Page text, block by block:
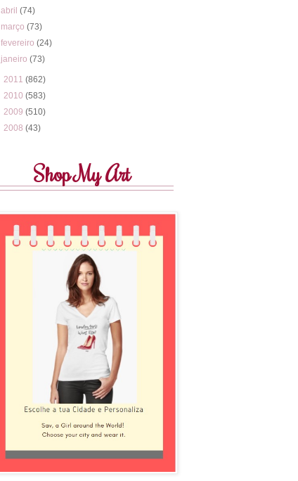
abril(74)
março(73)
fevereiro(24)
janeiro(73)
2011 (862)
2010 (583)
2009 (510)
2008 (43)
Shop My Art